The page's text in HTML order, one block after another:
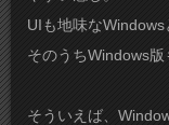
UIも地味なWindows
そのうちWindows
そういえば、